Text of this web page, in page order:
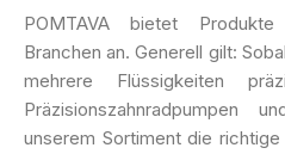
POMTAVA bietet
Branchen an. Generell gilt:
mehrere Flüssigkeiten
Präzisionszahnradpumpen
unserem Sortiment die